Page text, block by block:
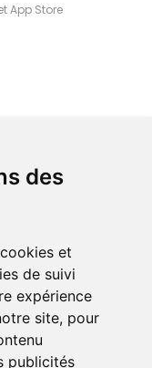
des
et
de suivi
expérience
site, pour
publicités
App Store
commande à Amiens
là rapidement